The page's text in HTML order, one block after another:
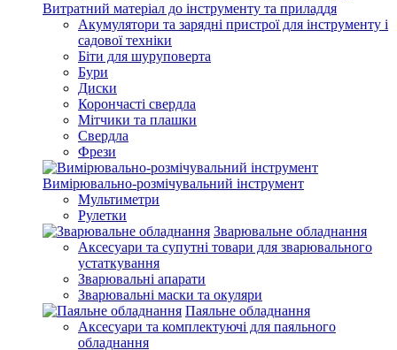
Витратний матеріал до інструменту та приладдя
Акумулятори та зарядні пристрої для інструменту і
садової техніки
Біти для шуруповерта
Бури
Диски
Корончасті свердла
Мітчики та плашки
Свердла
Фрези
Вимірювально-розмічувальний інструмент
Мультиметри
Рулетки
Зварювальне обладнання
Аксесуари та супутні товари для зварювального
устаткування
Зварювальні апарати
Зварювальні маски та окуляри
Паяльне обладнання
Аксесуари та комплектуючі для паяльного
обладнання